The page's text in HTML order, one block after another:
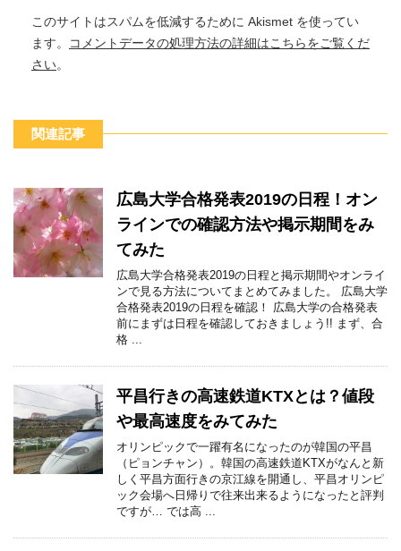
このサイトはスパムを低減するために Akismet を使ってい
ます。
コメントデータの処理方法の詳細はこちらをご覧くだ
さい。
関連記事
広島大学合格発表2019の日程！オン
ラインでの確認方法や掲示期間をみ
てみた
広島大学合格発表2019の日程と掲示期間やオンライ
ンで見る方法についてまとめてみました。 広島大学
合格発表2019の日程を確認！ 広島大学の合格発表
前にまずは日程を確認しておきましょう!! まず、合
格 ...
平昌行きの高速鉄道KTXとは？値段
や最高速度をみてみた
オリンピックで一躍有名になったのが韓国の平昌
（ピョンチャン）。韓国の高速鉄道KTXがなんと新
しく平昌方面行きの京江線を開通し、平昌オリンピ
ック会場へ日帰りで往来出来るようになったと評判
ですが… では高 ...